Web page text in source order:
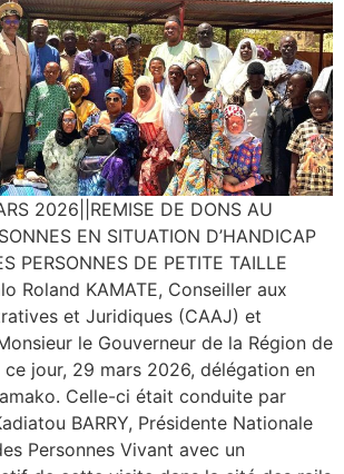
2026||REMISE DE DONS AU
EN SITUATION D’HANDICAP
PERSONNES DE PETITE TAILLE
Roland KAMATE, Conseiller aux
et Juridiques (CAAJ) et
le Gouverneur de la Région de
ce jour, 29 mars 2026, délégation en
Celle-ci était conduite par
BARRY, Présidente Nationale
Personnes Vivant avec un